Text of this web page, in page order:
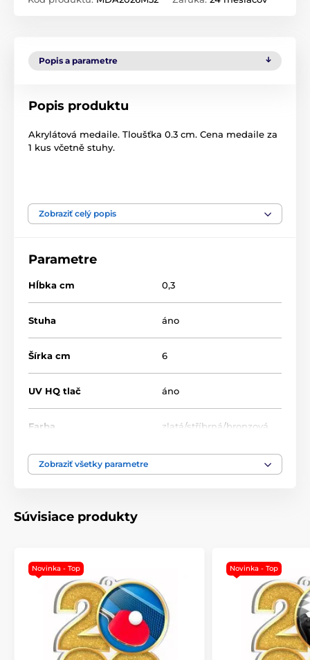
Popis a parametre
Popis produktu
Akrylátová medaile. Tloušťka 0.3 cm. Cena medaile za
1 kus včetně stuhy.
edice 2026 Medaile
Zobraziť celý popis
Parametre
Hĺbka cm 0,3
Stuha áno
Šírka cm 6
UV HQ tlač áno
Farba zlatá/stříbrná/bronzová
Výška cm
Materiál
Zobraziť všetky parametre
Súvisiace produkty
Novinka - Top Novinka - Top